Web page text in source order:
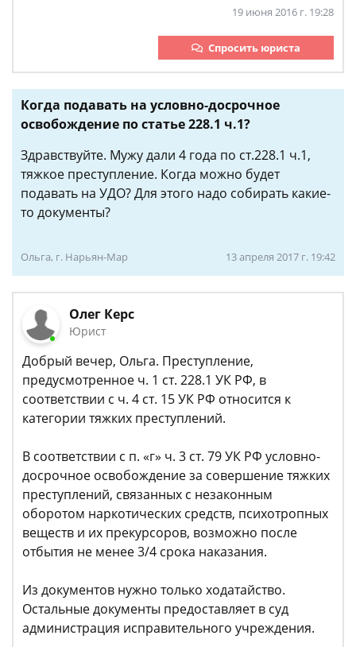
19 июня 2016 г. 19:28
Спросить юриста
Когда подавать на условно-досрочное
освобождение по статье 228.1 ч.1?
Здравствуйте. Мужу дали 4 года по ст.228.1 ч.1,
тяжкое преступление. Когда можно будет
подавать на УДО? Для этого надо собирать какие-
то документы?
Ольга, г. Нарьян-Мар 13 апреля 2017 г. 19:42
Олег Керс
Юрист
Добрый вечер, Ольга. Преступление,
предусмотренное ч. 1 ст. 228.1 УК РФ, в
соответствии с ч. 4 ст. 15 УК РФ относится к
категории тяжких преступлений.
В соответствии с п. «г» ч. 3 ст. 79 УК РФ условно-
досрочное освобождение за совершение тяжких
преступлений, связанных с незаконным
оборотом наркотических средств, психотропных
веществ и их прекурсоров, возможно после
отбытия не менее 3/4 срока наказания.
Из документов нужно только ходатайство.
Остальные документы предоставляет в суд
администрация исправительного учреждения.